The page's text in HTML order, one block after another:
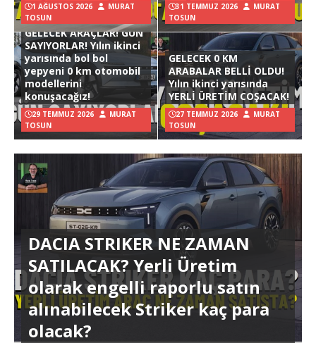
1 AĞUSTOS 2026
MURAT
TOSUN
31 TEMMUZ 2026
MURAT
TOSUN
GELECEK ARAÇLAR! GÜN
SAYIYORLAR! Yılın ikinci
yarısında bol bol
yepyeni 0 km otomobil
modellerini
konuşacağız!
29 TEMMUZ 2026
MURAT
TOSUN
GELECEK 0 KM
ARABALAR BELLİ OLDU!
Yılın ikinci yarısında
YERLİ ÜRETİM COŞACAK!
27 TEMMUZ 2026
MURAT
TOSUN
DACIA STRIKER NE ZAMAN
SATILACAK? Yerli Üretim
olarak engelli raporlu satın
alınabilecek Striker kaç para
olacak?